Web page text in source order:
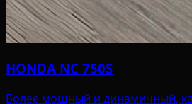
HONDA NC 750S
Более мощный и динамичный,